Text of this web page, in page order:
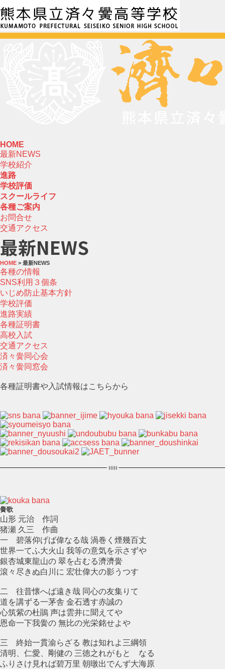
HOME
最新NEWS
学校紹介
進路
学校評価
スクールライフ
各種ご案内
お問合せ
交通アクセス
最新NEWS
HOME > 最新NEWS
各種の情報
SNS利用３個条
いじめ防止基本方針
学校評価
進路実績
各種証明書
高校入試
交通アクセス
済々黌同心会
済々黌同窓会
各種証明書や入試情報はこちらから
黌歌
山形 元治 作詞
猪瀬 久三 作曲
一 碧落仰げば偉なる哉 渦巻く煙幾百丈
世界一てふ大火山 我等の意気を示さずや
銀杏城東龍山の 翠を占むる濟濟黌
滾々尽きぬ白川に 宏壮偉大の影うつす
二 往昔懐へば遠き哉 同心の友集りて
道を講ずる一茅舎 金石透す赤誠の
心筑紫の杜鵑 声は雲井に聞えてや
恩命一下我黌の 無比の光栄銘せよや
三 終始一貫渝らざる 教は知れよ三綱領
清明、仁愛、剛健の 三徳之れがもとゝなる
ふりさけ見れば碧万里 朝暾出でんず大海原